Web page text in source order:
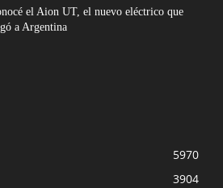
el Aion UT, el nuevo eléctrico que
a Argentina
5970
3904